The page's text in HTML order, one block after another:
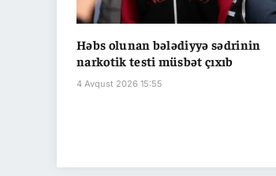
Həbs olunan bələdiyyə sədrinin
narkotik testi müsbət çıxıb
4 Avqust 2026 15:55